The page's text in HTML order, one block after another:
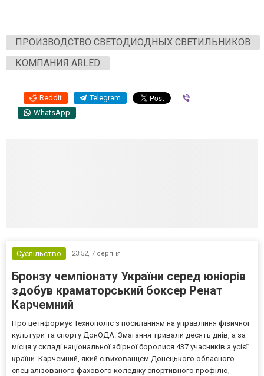
ПРОИЗВОДСТВО СВЕТОДИОДНЫХ СВЕТИЛЬНИКОВ
КОМПАНИЯ ARLED
Reddit Telegram
WhatsApp
Суспільство 23:52, 7 серпня
Бронзу чемпіонату України серед юніорів
здобув краматорський боксер Ренат
Карчемний
Про це інформує Технополіс з посиланням на управління фізичної
культури та спорту ДонОДА. Змагання тривали десять днів, а за
місця у складі національної збірної боролися 437 учасників з усієї
країни. Карчемний, який є вихованцем Донецького обласного
спеціалізованого фахового коледжу спортивного профілю,